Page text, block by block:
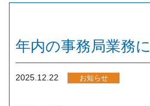
年内の事務局業務
2025.12.22 お知らせ